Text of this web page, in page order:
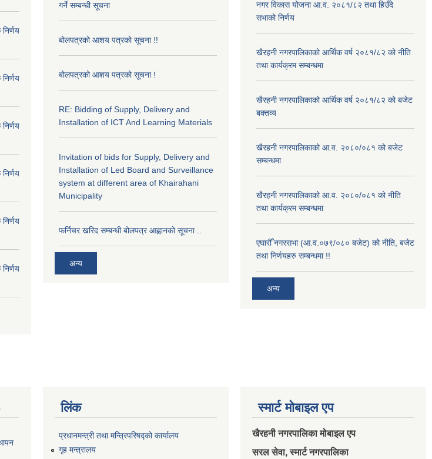
गर्ने सम्बन्धी सूचना
बोलपत्रको आशय पत्रको सूचना !!
बोलपत्रको आशय पत्रको सूचना !
RE: Bidding of Supply, Delivery and
Installation of ICT And Learning Materials
Invitation of bids for Supply, Delivery and
Installation of Led Board and Surveillance
system at different area of Khairahani
Municipality
फर्निचर खरिद सम्बन्धी बोलपत्र आह्वानको सूचना ..
अन्य
नगर विकास योजना आ.व. २०८१/८२ तथा हिउँदे
सभाको निर्णय
खैरहनी नगरपालिकाको आर्थिक वर्ष २०८१/८२ को नीति
तथा कार्यक्रम सम्बन्धमा
खैरहनी नगरपालिकाको आर्थिक वर्ष २०८१/८२ को बजेट
बक्तव्य
खैरहनी नगरपालिकाको आ.व. २०८०/०८१ को बजेट
सम्बन्धमा
खैरहनी नगरपालिकाको आ.व. २०८०/०८१ को नीति
तथा कार्यक्रम सम्बन्धमा
एघारौँ नगरसभा (आ.व.०७९/०८० बजेट) को नीति, बजेट
तथा निर्णयहरु सम्बन्धमा !!
अन्य
लिंक
प्रधानमन्त्री तथा मन्त्रिपरिषद्को कार्यालय
गृह मन्त्रालय
स्मार्ट मोबाइल एप
खैरहनी नगरपालिका मोबाइल एप
सरल सेवा, स्मार्ट नगरपालिका